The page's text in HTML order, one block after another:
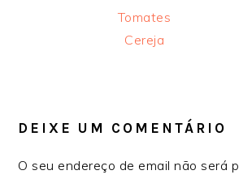
Tomates
Cereja
LEITOR
DEIXE UM COMENTÁRIO
O seu endereço de email não será